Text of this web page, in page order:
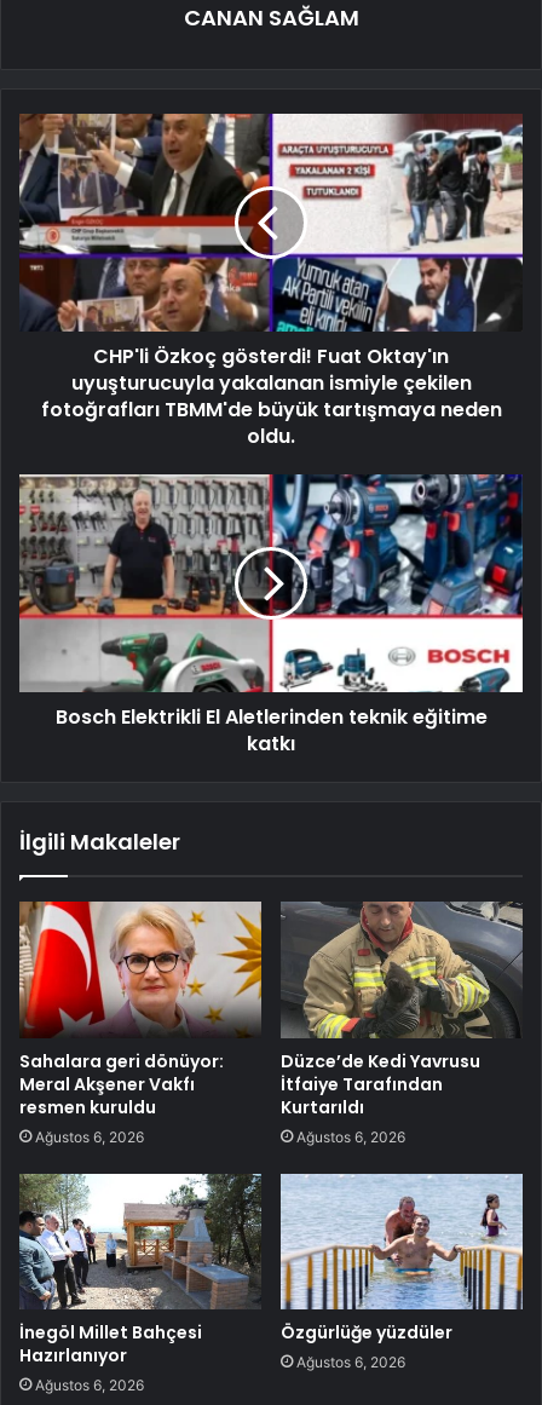
CANAN SAĞLAM
CHP'li Özkoç gösterdi! Fuat Oktay'ın
uyuşturucuyla yakalanan ismiyle çekilen
fotoğrafları TBMM'de büyük tartışmaya neden
oldu.
Bosch Elektrikli El Aletlerinden teknik eğitime
katkı
İlgili Makaleler
Sahalara geri dönüyor:
Meral Akşener Vakfı
resmen kuruldu
Ağustos 6, 2026
Düzce’de Kedi Yavrusu
İtfaiye Tarafından
Kurtarıldı
Ağustos 6, 2026
İnegöl Millet Bahçesi
Hazırlanıyor
Ağustos 6, 2026
Özgürlüğe yüzdüler
Ağustos 6, 2026